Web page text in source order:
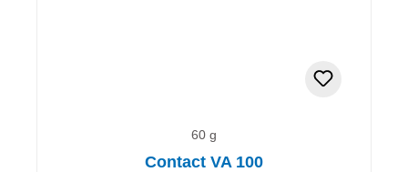
60 g
Contact VA 100